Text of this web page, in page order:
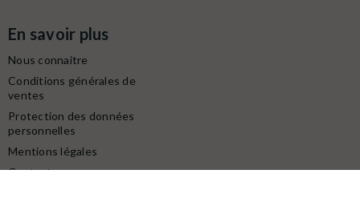
En savoir plus
Nous connaitre
Conditions générales de
ventes
Protection des données
personnelles
Mentions légales
Contactez-nous